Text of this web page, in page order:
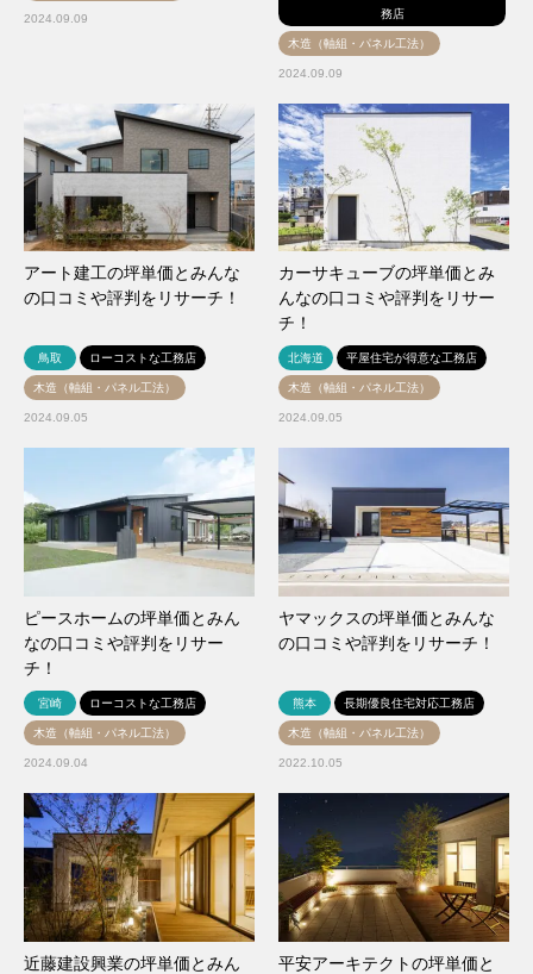
2024.09.09
務店
木造（軸組・パネル工法）
2024.09.09
アート建工の坪単価とみんな
の口コミや評判をリサーチ！
鳥取 ローコストな工務店
木造（軸組・パネル工法）
2024.09.05
カーサキューブの坪単価とみ
んなの口コミや評判をリサー
チ！
北海道 平屋住宅が得意な工務店
木造（軸組・パネル工法）
2024.09.05
ピースホームの坪単価とみん
なの口コミや評判をリサー
チ！
宮崎 ローコストな工務店
木造（軸組・パネル工法）
2024.09.04
ヤマックスの坪単価とみんな
の口コミや評判をリサーチ！
熊本 長期優良住宅対応工務店
木造（軸組・パネル工法）
2022.10.05
近藤建設興業の坪単価とみん
平安アーキテクトの坪単価と